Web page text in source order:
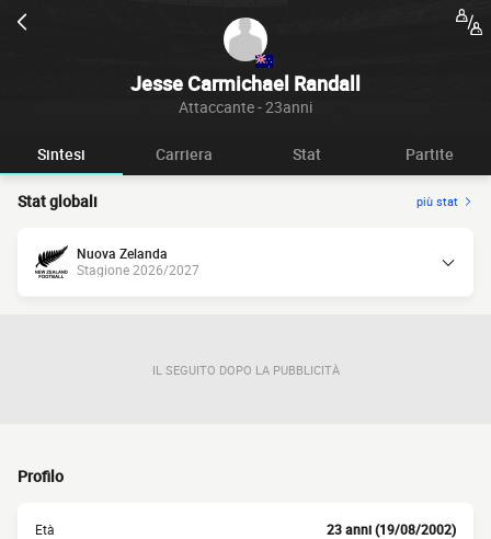
Jesse Carmichael Randall
Attaccante - 23anni
Sintesi Carriera Stat Partite
Stat globali più stat
Nuova Zelanda
Stagione 2026/2027
IL SEGUITO DOPO LA PUBBLICITÀ
Profilo
Età 23 anni (19/08/2002)